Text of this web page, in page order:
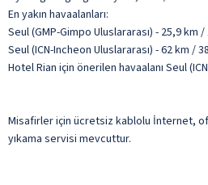
En yakın havaalanları:
Seul (GMP-Gimpo Uluslararası) - 25,9 km /
Seul (ICN-Incheon Uluslararası) - 62 km /
Hotel Rian için önerilen havaalanı Seul
Misafirler için ücretsiz kablolu İnternet,
yıkama servisi mevcuttur.